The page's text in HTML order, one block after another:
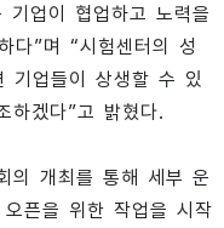
업이 협업하고 노력을
다”며 “시험센터의 성
기업들이 상생할 수 있
하겠다”고 밝혔다.
의 개최를 통해 세부 운
픈을 위한 작업을 시작